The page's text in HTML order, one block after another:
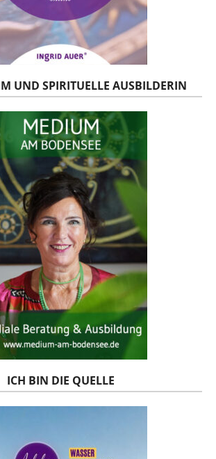
UND SPIRITUELLE AUSBILDERIN
ICH BIN DIE QUELLE